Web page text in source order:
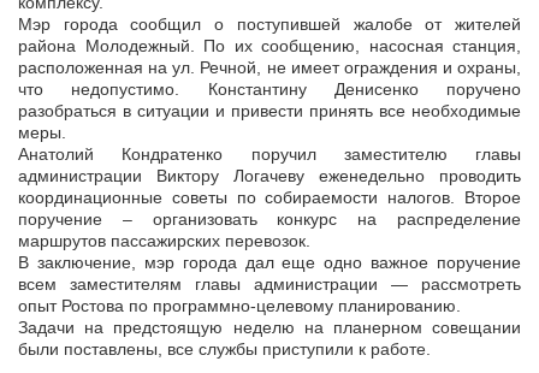
Мэр города сообщил о поступившей жалобе от жителей
района Молодежный. По их сообщению, насосная станция,
расположенная на ул. Речной, не имеет ограждения и охраны,
что недопустимо. Константину Денисенко поручено
разобраться в ситуации и привести принять все необходимые
меры.
Анатолий Кондратенко поручил заместителю главы
администрации Виктору Логачеву еженедельно проводить
координационные советы по собираемости налогов. Второе
поручение – организовать конкурс на распределение
маршрутов пассажирских перевозок.
В заключение, мэр города дал еще одно важное поручение
всем заместителям главы администрации — рассмотреть
опыт Ростова по программно-целевому планированию.
Задачи на предстоящую неделю на планерном совещании
были поставлены, все службы приступили к работе.